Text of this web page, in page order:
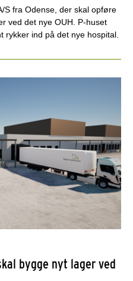
S fra Odense, der skal opføre
ved det nye OUH. P-huset
ind på det nye hospital.
bygge nyt lager ved